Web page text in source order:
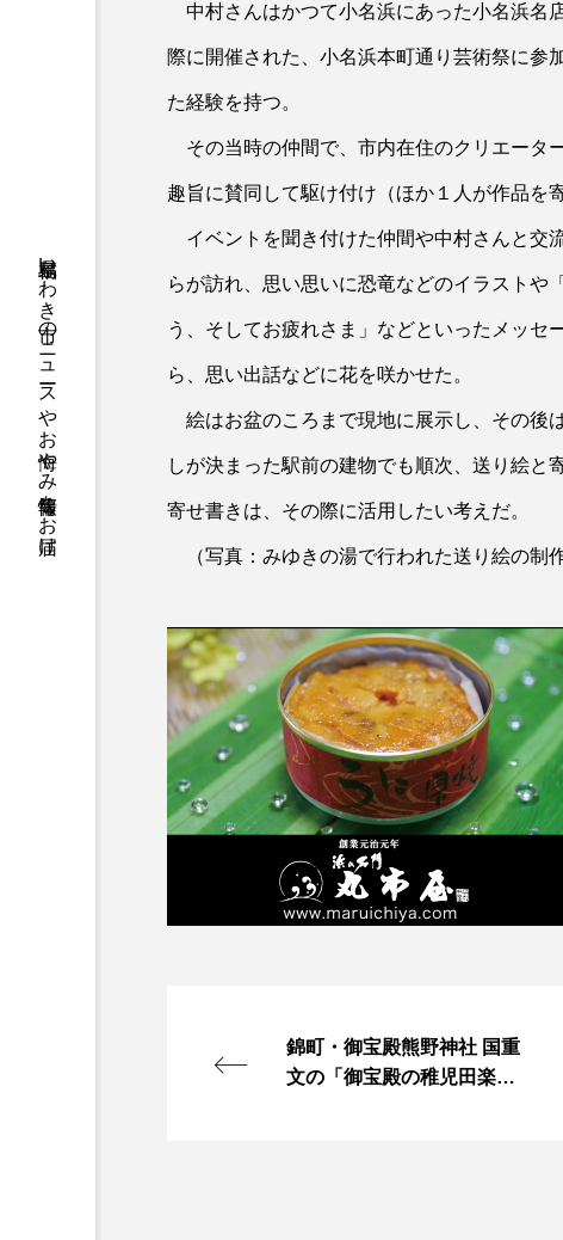
福島県いわき市のニュースやお悔やみ情報等をお届け
中村さんはかつて小名浜にあった小名浜名
際に開催された、小名浜本町通り芸術祭に参
た経験を持つ。
その当時の仲間で、市内在住のクリエータ
趣旨に賛同して駆け付け（ほか１人が作品を
イベントを聞き付けた仲間や中村さんと交
らが訪れ、思い思いに恐竜などのイラストや
う、そしてお疲れさま」などといったメッセ
ら、思い出話などに花を咲かせた。
絵はお盆のころまで現地に展示し、その後
しが決まった駅前の建物でも順次、送り絵と
寄せ書きは、その際に活用したい考えだ。
（写真：みゆきの湯で行われた送り絵の制作
錦町・御宝殿熊野神社 国重
文の「御宝殿の稚児田楽・